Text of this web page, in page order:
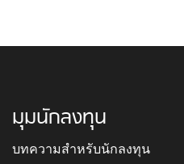
มุมนักลงทุน
บทความสำหรับนักลงทุน